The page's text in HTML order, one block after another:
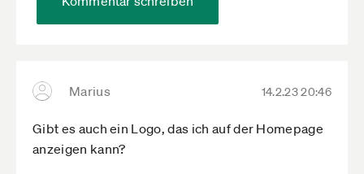
Marius 14.2.23 20:46
Gibt es auch ein Logo, das ich auf der Homepage
anzeigen kann?